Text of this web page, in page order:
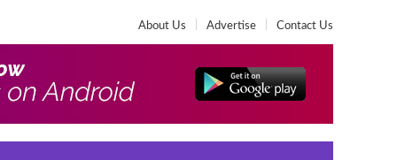
About Us Advertise Contact Us